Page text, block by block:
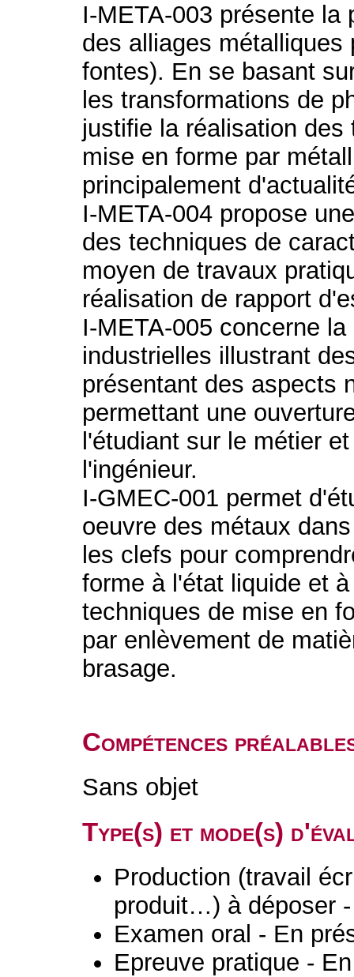
I-META-003 présente la
des alliages
fontes). En se basant
les transformations de
justifie la réalisation
mise en forme par
principalement
I-META-004 propose
des techniques de
moyen de travaux
réalisation de rapport
I-META-005 concerne
industrielles illustrant
présentant des aspects
permettant une
l'étudiant sur le métier
l'ingénieur.
I-GMEC-001 permet
oeuvre des métaux
les clefs pour
forme à l'état liquide et
techniques de mise en
par enlèvement de
brasage.
Compétences
Sans objet
Type(s) et mode(s)
Production (travail
produit…) à déposer
Examen oral - En
Epreuve pratique -